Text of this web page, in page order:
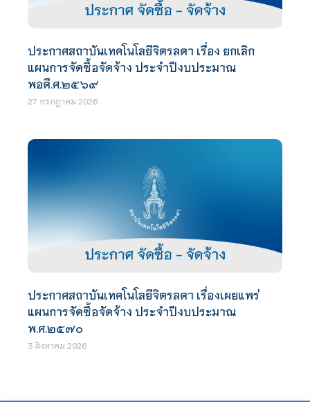
ประกาศสถาบันเทคโนโลยีจิตรลดา เรื่อง ยกเลิก
แผนการจัดซื้อจัดจ้าง ประจำปีงบประมาณ
พอดี.ศ.๒๕๖๙
27 กรกฎาคม 2026
ประกาศสถาบันเทคโนโลยีจิตรลดา เรื่องเผยแพร่
แผนการจัดซื้อจัดจ้าง ประจำปีงบประมาณ
พ.ศ.๒๕๗๐
3 สิงหาคม 2026